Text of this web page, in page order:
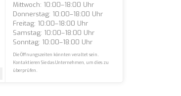
Mittwoch: 10:00–18:00 Uhr
Donnerstag: 10:00–18:00 Uhr
Freitag: 10:00–18:00 Uhr
Samstag: 10:00–18:00 Uhr
Sonntag: 10:00–18:00 Uhr
Die Öffnungszeiten könnten veraltet sein.
Kontaktieren Sie das Unternehmen, um dies zu
überprüfen.